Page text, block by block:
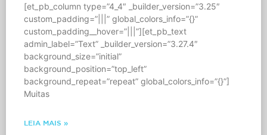
[et_pb_column type=”4_4″ _builder_version=”3.25″
custom_padding=”|||” global_colors_info=”{}”
custom_padding__hover=”|||”][et_pb_text
admin_label=”Text” _builder_version=”3.27.4″
background_size=”initial”
background_position=”top_left”
background_repeat=”repeat” global_colors_info=”{}”]
Muitas
LEIA MAIS »